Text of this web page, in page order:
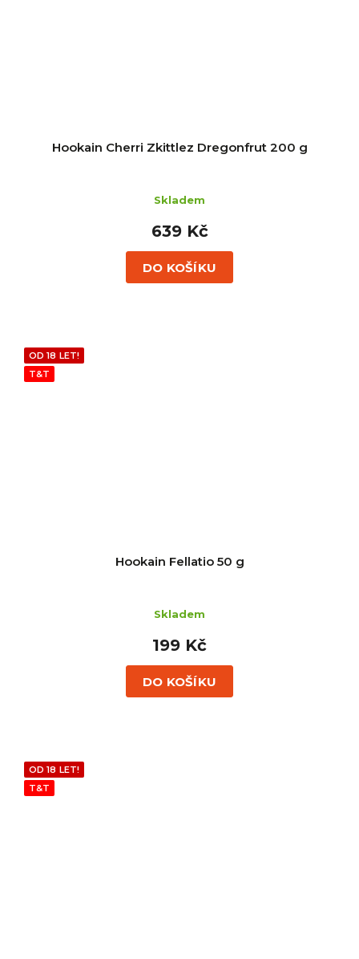
Hookain Cherri Zkittlez Dregonfrut 200 g
Skladem
639 Kč
DO KOŠÍKU
OD 18 LET!
T&T
Hookain Fellatio 50 g
Skladem
199 Kč
DO KOŠÍKU
OD 18 LET!
T&T